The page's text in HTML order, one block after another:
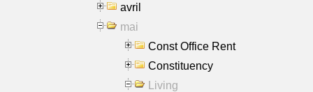
avril
mai
Const Office Rent
Constituency
Living